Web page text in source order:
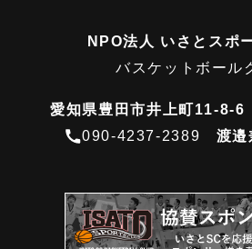
NPO法人 いさとスポ
バスケットボール
愛知県豊田市井上町11-8-6
090-4237-2389 渡邉